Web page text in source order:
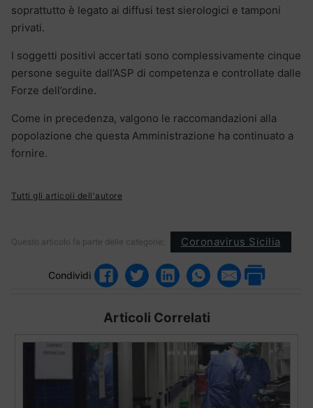
soprattutto è legato ai diffusi test sierologici e tamponi
privati.
I soggetti positivi accertati sono complessivamente cinque
persone seguite dall’ASP di competenza e controllate dalle
Forze dell’ordine.
Come in precedenza, valgono le raccomandazioni alla
popolazione che questa Amministrazione ha continuato a
fornire.
Tutti gli articoli dell'autore
Questo articolo fa parte delle categorie: Coronavirus Sicilia
Condividi
Articoli Correlati